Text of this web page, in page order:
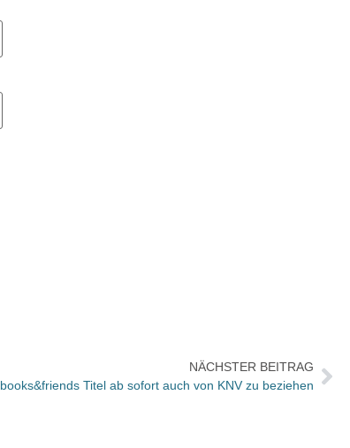
NÄCHSTER BEITRAG
books&friends Titel ab sofort auch von KNV zu beziehen